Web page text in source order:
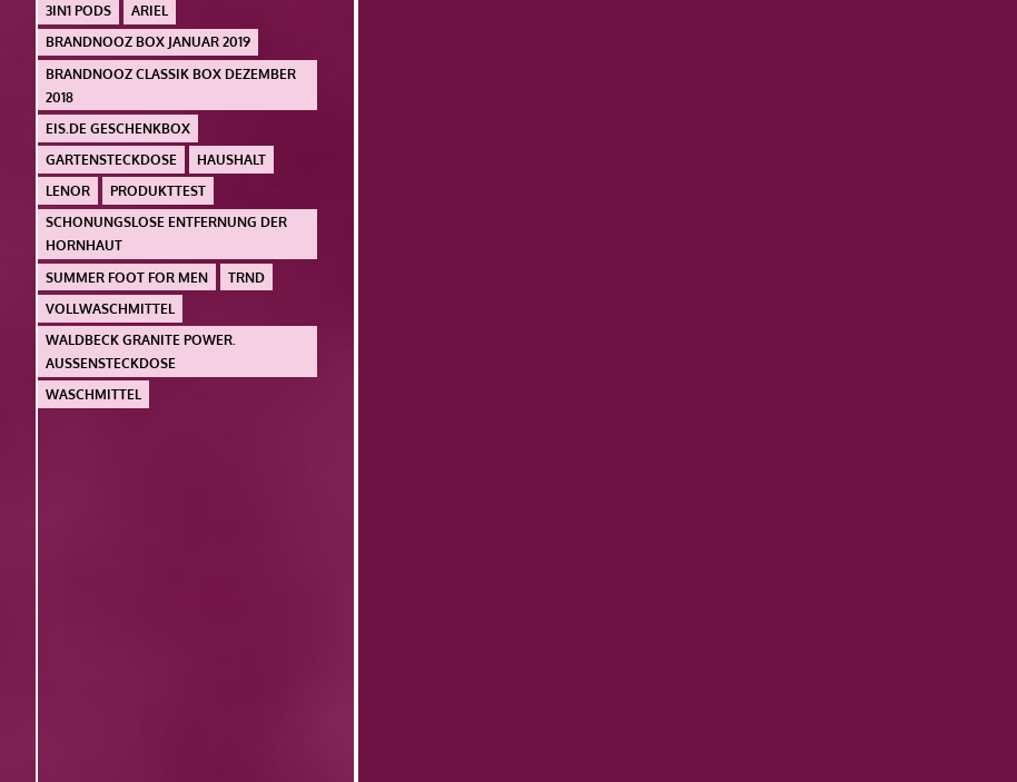
3IN1 PODS
ARIEL
BRANDNOOZ BOX JANUAR 2019
BRANDNOOZ CLASSIK BOX DEZEMBER
2018
EIS.DE GESCHENKBOX
GARTENSTECKDOSE
HAUSHALT
LENOR
PRODUKTTEST
SCHONUNGSLOSE ENTFERNUNG DER
HORNHAUT
SUMMER FOOT FOR MEN
TRND
VOLLWASCHMITTEL
WALDBECK GRANITE POWER.
AUSSENSTECKDOSE
WASCHMITTEL